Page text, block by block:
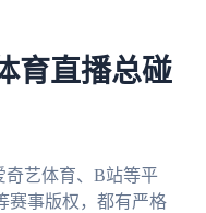
育直播总碰
奇艺体育、B站等平
赛事版权，都有严格